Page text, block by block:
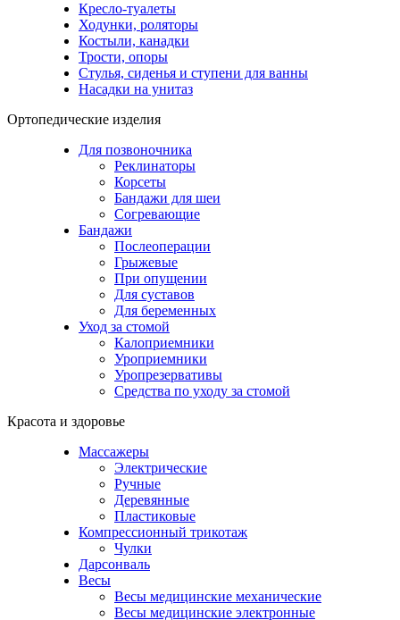
Кресло-туалеты
Ходунки, роляторы
Костыли, канадки
Трости, опоры
Стулья, сиденья и ступени для ванны
Насадки на унитаз
Ортопедические изделия
Для позвоночника
Реклинаторы
Корсеты
Бандажи для шеи
Согревающие
Бандажи
Послеоперации
Грыжевые
При опущении
Для суставов
Для беременных
Уход за стомой
Калоприемники
Уроприемники
Уропрезервативы
Средства по уходу за стомой
Красота и здоровье
Массажеры
Электрические
Ручные
Деревянные
Пластиковые
Компрессионный трикотаж
Чулки
Дарсонваль
Весы
Весы медицинские механические
Весы медицинские электронные